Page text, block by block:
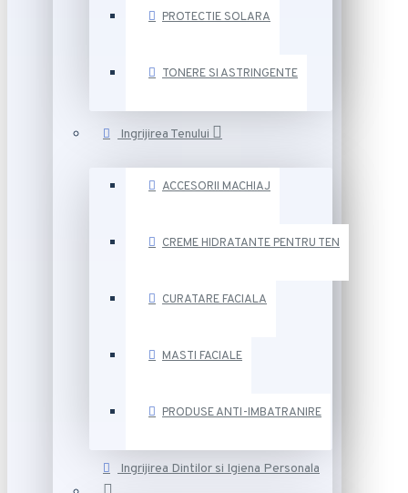
PROTECTIE SOLARA
TONERE SI ASTRINGENTE
Ingrijirea Tenului
ACCESORII MACHIAJ
CREME HIDRATANTE PENTRU TEN
CURATARE FACIALA
MASTI FACIALE
PRODUSE ANTI-IMBATRANIRE
Ingrijirea Dintilor si Igiena Personala